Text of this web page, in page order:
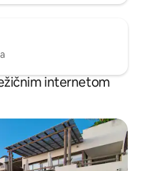
internetom
oznakom „Odabrali gosti”